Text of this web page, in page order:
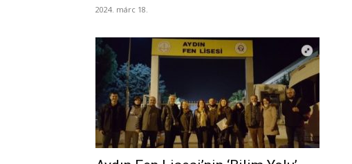
2024. márc 18.